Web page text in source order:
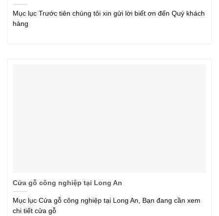
Mục lục Trước tiên chúng tôi xin gửi lời biết ơn đến Quý khách
hàng
Cửa gỗ công nghiệp tại Long An
Mục lục Cửa gỗ công nghiệp tại Long An, Bạn đang cần xem
chi tiết cửa gỗ